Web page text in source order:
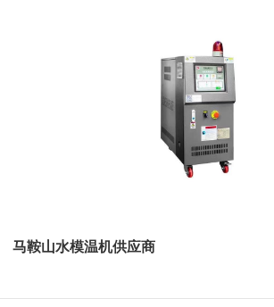
马鞍山水模温机供应商